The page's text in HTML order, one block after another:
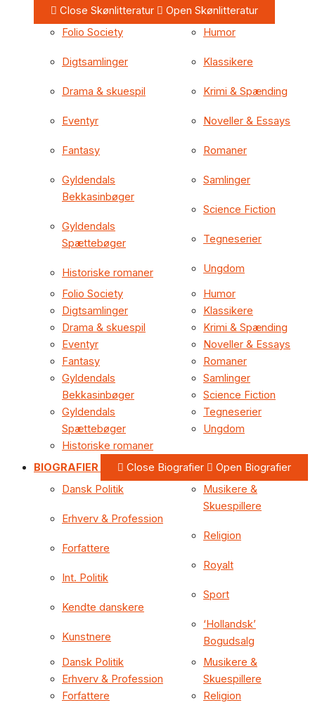
Close Skønlitteratur
Open Skønlitteratur
Folio Society
Digtsamlinger
Drama & skuespil
Eventyr
Fantasy
Gyldendals
Bekkasinbøger
Gyldendals
Spættebøger
Historiske romaner
Humor
Klassikere
Krimi & Spænding
Noveller & Essays
Romaner
Samlinger
Science Fiction
Tegneserier
Ungdom
Folio Society
Digtsamlinger
Drama & skuespil
Eventyr
Fantasy
Gyldendals
Bekkasinbøger
Gyldendals
Spættebøger
Historiske romaner
Humor
Klassikere
Krimi & Spænding
Noveller & Essays
Romaner
Samlinger
Science Fiction
Tegneserier
Ungdom
BIOGRAFIER Close Biografier
Open Biografier
Dansk Politik
Erhverv & Profession
Forfattere
Int. Politik
Kendte danskere
Kunstnere
Musikere &
Skuespillere
Religion
Royalt
Sport
‘Hollandsk’
Bogudsalg
Dansk Politik
Erhverv & Profession
Forfattere
Musikere &
Skuespillere
Religion